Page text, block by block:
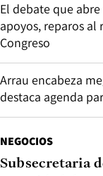
El debate que
apoyos, reparos
Congreso
Arrau encabeza
destaca agenda
NEGOCIOS
Subsecretaria